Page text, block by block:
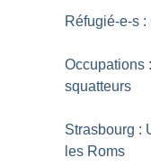
Réfugié-e-s :
Occupations
squatteurs
Strasbourg :
les Roms